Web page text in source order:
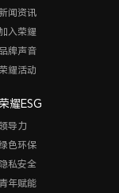
闻资讯
入荣耀
品牌声音
荣耀活动
荣耀ESG
导力
色环保
隐私安全
青年赋能